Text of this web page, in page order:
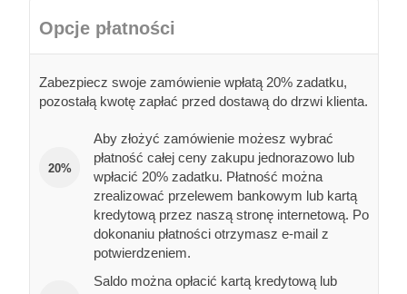
Opcje płatności
Zabezpiecz swoje zamówienie wpłatą 20% zadatku,
pozostałą kwotę zapłać przed dostawą do drzwi klienta.
20%
Aby złożyć zamówienie możesz wybrać
płatność całej ceny zakupu jednorazowo lub
wpłacić 20% zadatku. Płatność można
zrealizować przelewem bankowym lub kartą
kredytową przez naszą stronę internetową. Po
dokonaniu płatności otrzymasz e-mail z
potwierdzeniem.
Saldo można opłacić kartą kredytową lub